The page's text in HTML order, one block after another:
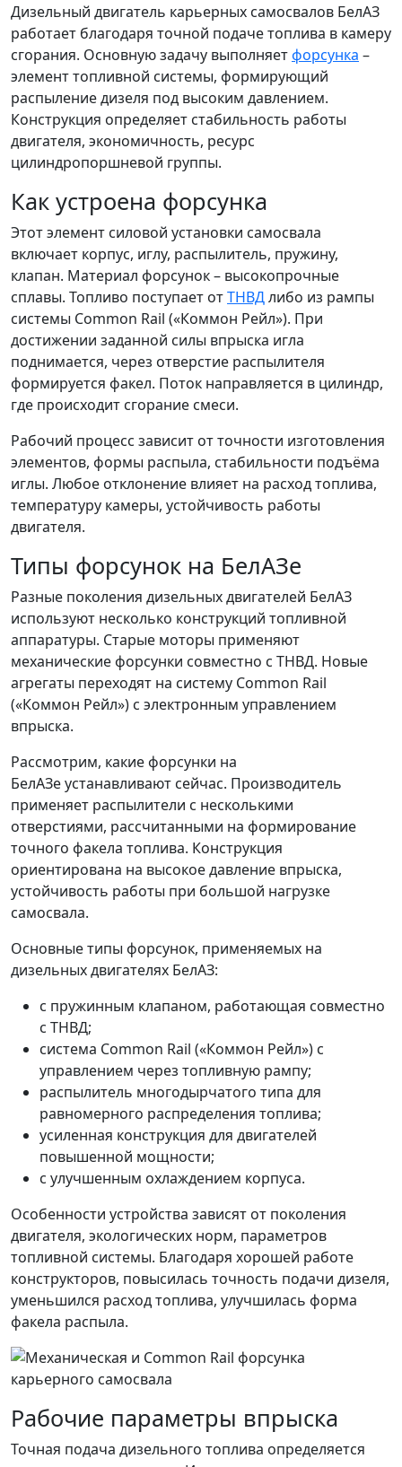
Дизельный двигатель карьерных самосвалов БелАЗ
работает благодаря точной подаче топлива в камеру
сгорания. Основную задачу выполняетфорсунка –
элемент топливной системы, формирующий
распыление дизеля под высоким давлением.
Конструкция определяет стабильность работы
двигателя, экономичность, ресурс
цилиндропоршневой группы.
Как устроена форсунка
Этот элемент силовой установки самосвала
включает корпус, иглу, распылитель, пружину,
клапан. Материал форсунок – высокопрочные
сплавы. Топливо поступает отТНВДлибо из рампы
системы Common Rail («Коммон Рейл»). При
достижении заданной силы впрыска игла
поднимается, через отверстие распылителя
формируется факел. Поток направляется в цилиндр,
где происходит сгорание смеси.
Рабочий процесс зависит от точности изготовления
элементов, формы распыла, стабильности подъёма
иглы. Любое отклонение влияет на расход топлива,
температуру камеры, устойчивость работы
двигателя.
Типы форсунок на БелАЗе
Разные поколения дизельных двигателей БелАЗ
используют несколько конструкций топливной
аппаратуры. Старые моторы применяют
механические форсунки совместно с ТНВД. Новые
агрегаты переходят на систему Common Rail
(«Коммон Рейл») с электронным управлением
впрыска.
Рассмотрим, какие форсунки на
БелАЗе устанавливают сейчас. Производитель
применяет распылители с несколькими
отверстиями, рассчитанными на формирование
точного факела топлива. Конструкция
ориентирована на высокое давление впрыска,
устойчивость работы при большой нагрузке
самосвала.
Основные типы форсунок, применяемых на
дизельных двигателях БелАЗ:
с пружинным клапаном, работающая совместно
с ТНВД;
система Common Rail («Коммон Рейл») с
управлением через топливную рампу;
распылитель многодырчатого типа для
равномерного распределения топлива;
усиленная конструкция для двигателей
повышенной мощности;
с улучшенным охлаждением корпуса.
Особенности устройства зависят от поколения
двигателя, экологических норм, параметров
топливной системы. Благодаря хорошей работе
конструкторов, повысилась точность подачи дизеля,
уменьшился расход топлива, улучшилась форма
факела распыла.
Рабочие параметры впрыска
Точная подача дизельного топлива определяется